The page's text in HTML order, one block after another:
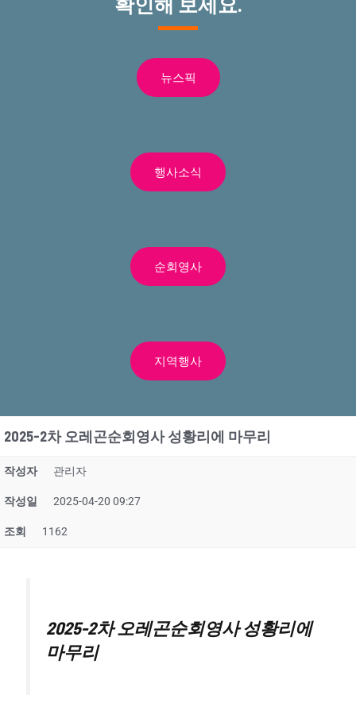
뉴스픽
행사소식
순회영사
지역행사
2025-2차 오레곤순회영사 성황리에 마무리
작성자 관리자
작성일 2025-04-20 09:27
조회 1162
2025-2차 오레곤순회영사 성황리에
마무리